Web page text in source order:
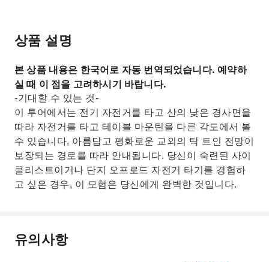
상품 설명
본 상품 내용은 한국어로 자동 번역되었습니다. 예약하
실 때 이 점을 고려하시기 바랍니다.
-기대할 수 있는 것-
이 투어에서는 전기 자전거를 타고 산의 낮은 경사면을
따라 자전거를 타고 테이블 마운틴을 다른 각도에서 볼
수 있습니다. 아름답고 평화로운 교외의 탁 트인 전망이
보장되는 경로를 따라 안내됩니다. 당신이 숙련된 사이
클리스트이거나 단지 오프로드 자전거 타기를 경험하
고 싶은 경우, 이 모험은 당신에게 완벽한 것입니다.
유의사항